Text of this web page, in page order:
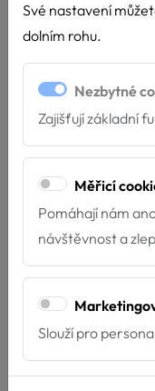
Své nastavení
dolním rohu.
Nezbytné
Zajišťují základní
Měřicí
Pomáhají nám
návštěvnost a
Slouží pro